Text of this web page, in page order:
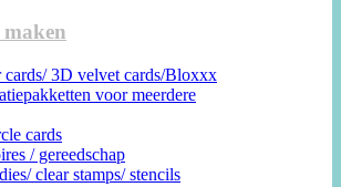
cards/ 3D velvet cards/Bloxxx
voor meerdere
cards
/ gereedschap
clear stamps/ stencils